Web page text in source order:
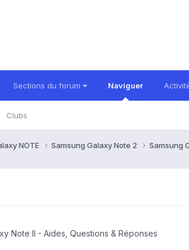
Sections du forum Naviguer
Clubs
NOTE Samsung Galaxy Note 2 Samsung
Note II - Aides, Questions & Réponses